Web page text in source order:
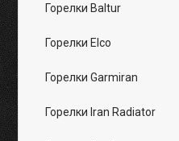
Горелки Baltur
Горелки Elco
Горелки Garmiran
Горелки Iran Radiator